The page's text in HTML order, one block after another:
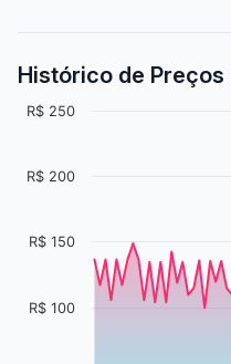
Histórico de Preços
R$ 100
R$ 150
R$ 200
R$ 250